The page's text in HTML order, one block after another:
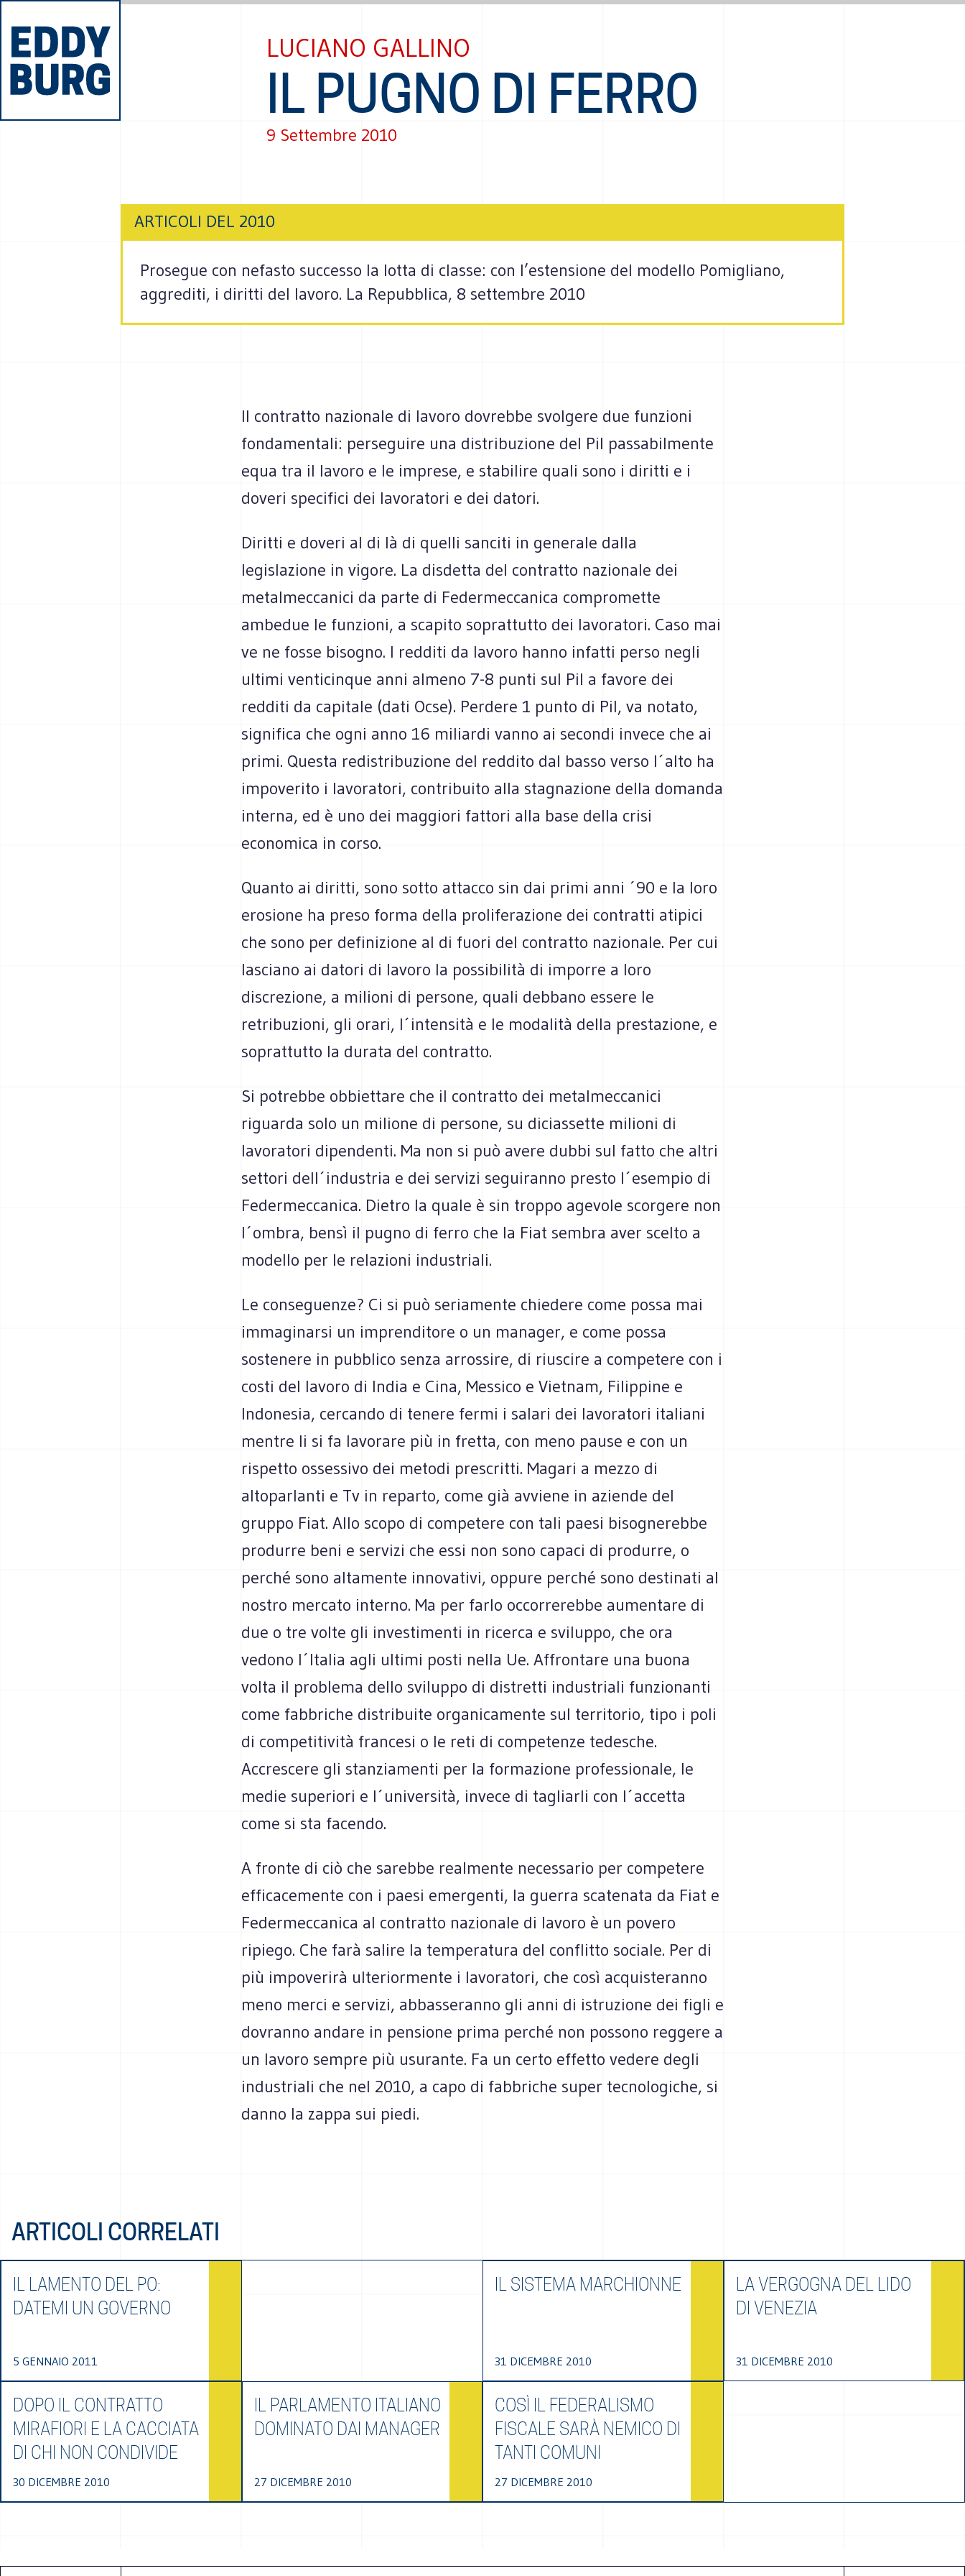
LUCIANO GALLINO
IL PUGNO DI FERRO
9 Settembre 2010
ARTICOLI DEL 2010
Prosegue con nefasto successo la lotta di classe: con l’estensione del modello Pomigliano,
aggrediti, i diritti del lavoro. La Repubblica, 8 settembre 2010
Il contratto nazionale di lavoro dovrebbe svolgere due funzioni
fondamentali: perseguire una distribuzione del Pil passabilmente
equa tra il lavoro e le imprese, e stabilire quali sono i diritti e i
doveri specifici dei lavoratori e dei datori.
Diritti e doveri al di là di quelli sanciti in generale dalla
legislazione in vigore. La disdetta del contratto nazionale dei
metalmeccanici da parte di Federmeccanica compromette
ambedue le funzioni, a scapito soprattutto dei lavoratori. Caso mai
ve ne fosse bisogno. I redditi da lavoro hanno infatti perso negli
ultimi venticinque anni almeno 7-8 punti sul Pil a favore dei
redditi da capitale (dati Ocse). Perdere 1 punto di Pil, va notato,
significa che ogni anno 16 miliardi vanno ai secondi invece che ai
primi. Questa redistribuzione del reddito dal basso verso l´alto ha
impoverito i lavoratori, contribuito alla stagnazione della domanda
interna, ed è uno dei maggiori fattori alla base della crisi
economica in corso.
Quanto ai diritti, sono sotto attacco sin dai primi anni ´90 e la loro
erosione ha preso forma della proliferazione dei contratti atipici
che sono per definizione al di fuori del contratto nazionale. Per cui
lasciano ai datori di lavoro la possibilità di imporre a loro
discrezione, a milioni di persone, quali debbano essere le
retribuzioni, gli orari, l´intensità e le modalità della prestazione, e
soprattutto la durata del contratto.
Si potrebbe obbiettare che il contratto dei metalmeccanici
riguarda solo un milione di persone, su diciassette milioni di
lavoratori dipendenti. Ma non si può avere dubbi sul fatto che altri
settori dell´industria e dei servizi seguiranno presto l´esempio di
Federmeccanica. Dietro la quale è sin troppo agevole scorgere non
l´ombra, bensì il pugno di ferro che la Fiat sembra aver scelto a
modello per le relazioni industriali.
Le conseguenze? Ci si può seriamente chiedere come possa mai
immaginarsi un imprenditore o un manager, e come possa
sostenere in pubblico senza arrossire, di riuscire a competere con i
costi del lavoro di India e Cina, Messico e Vietnam, Filippine e
Indonesia, cercando di tenere fermi i salari dei lavoratori italiani
mentre li si fa lavorare più in fretta, con meno pause e con un
rispetto ossessivo dei metodi prescritti. Magari a mezzo di
altoparlanti e Tv in reparto, come già avviene in aziende del
gruppo Fiat. Allo scopo di competere con tali paesi bisognerebbe
produrre beni e servizi che essi non sono capaci di produrre, o
perché sono altamente innovativi, oppure perché sono destinati al
nostro mercato interno. Ma per farlo occorrerebbe aumentare di
due o tre volte gli investimenti in ricerca e sviluppo, che ora
vedono l´Italia agli ultimi posti nella Ue. Affrontare una buona
volta il problema dello sviluppo di distretti industriali funzionanti
come fabbriche distribuite organicamente sul territorio, tipo i poli
di competitività francesi o le reti di competenze tedesche.
Accrescere gli stanziamenti per la formazione professionale, le
medie superiori e l´università, invece di tagliarli con l´accetta
come si sta facendo.
A fronte di ciò che sarebbe realmente necessario per competere
efficacemente con i paesi emergenti, la guerra scatenata da Fiat e
Federmeccanica al contratto nazionale di lavoro è un povero
ripiego. Che farà salire la temperatura del conflitto sociale. Per di
più impoverirà ulteriormente i lavoratori, che così acquisteranno
meno merci e servizi, abbasseranno gli anni di istruzione dei figli e
dovranno andare in pensione prima perché non possono reggere a
un lavoro sempre più usurante. Fa un certo effetto vedere degli
industriali che nel 2010, a capo di fabbriche super tecnologiche, si
danno la zappa sui piedi.
ARTICOLI CORRELATI
IL LAMENTO DEL PO:
DATEMI UN GOVERNO
5 GENNAIO 2011
IL SISTEMA MARCHIONNE
31 DICEMBRE 2010
LA VERGOGNA DEL LIDO
DI VENEZIA
31 DICEMBRE 2010
DOPO IL CONTRATTO
MIRAFIORI E LA CACCIATA
DI CHI NON CONDIVIDE
30 DICEMBRE 2010
IL PARLAMENTO ITALIANO
DOMINATO DAI MANAGER
27 DICEMBRE 2010
COSÌ IL FEDERALISMO
FISCALE SARÀ NEMICO DI
TANTI COMUNI
27 DICEMBRE 2010